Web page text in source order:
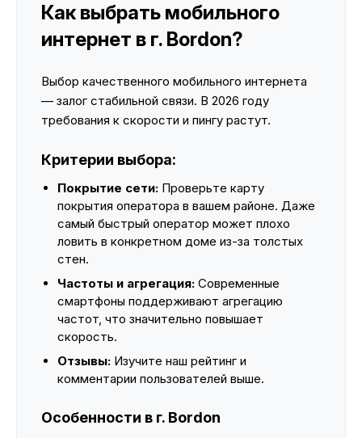
Как выбрать мобильного
интернет в г. Bordon?
Выбор качественного мобильного интернета
— залог стабильной связи. В 2026 году
требования к скорости и пингу растут.
Критерии выбора:
Покрытие сети: Проверьте карту
покрытия оператора в вашем районе. Даже
самый быстрый оператор может плохо
ловить в конкретном доме из-за толстых
стен.
Частоты и агрегация: Современные
смартфоны поддерживают агрегацию
частот, что значительно повышает
скорость.
Отзывы: Изучите наш рейтинг и
комментарии пользователей выше.
Особенности в г. Bordon